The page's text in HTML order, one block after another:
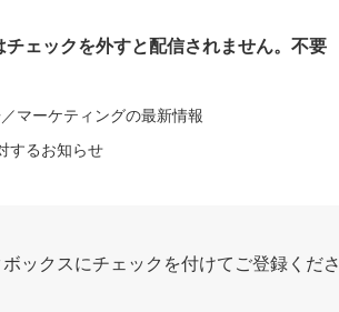
ェックを外すと配信されません。不要
マーケティングの最新情報
するお知らせ
ックスにチェックを付けてご登録くださ